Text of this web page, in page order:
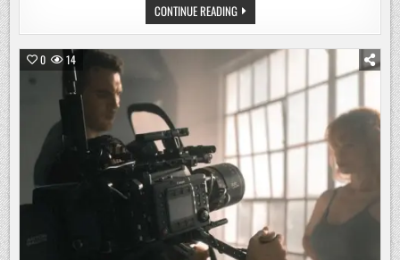
CONTINUE READING3.LIGA
KOMPLETT
LIVE
BEI
MAGENTASPORT:
„WIR
KÖNNEN
NOCH
BESSER“
MSV-
COACH
HIRSCH
SIEHT
TROTZ
3:0
MEHR
POTENZIAL,
MÜNSTER-
TRAINER
WÖRLE
0 14